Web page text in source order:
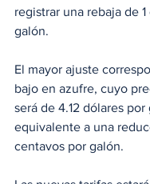
registrar una rebaja de
galón.
El mayor ajuste
bajo en azufre, cuyo
será de 4.12 dólares por
equivalente a una
centavos por galón.